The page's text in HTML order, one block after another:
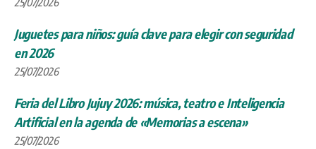
Juguetes para niños: guía clave para elegir con seguridad
en 2026
25/07/2026
Feria del Libro Jujuy 2026: música, teatro e Inteligencia
Artificial en la agenda de «Memorias a escena»
25/07/2026